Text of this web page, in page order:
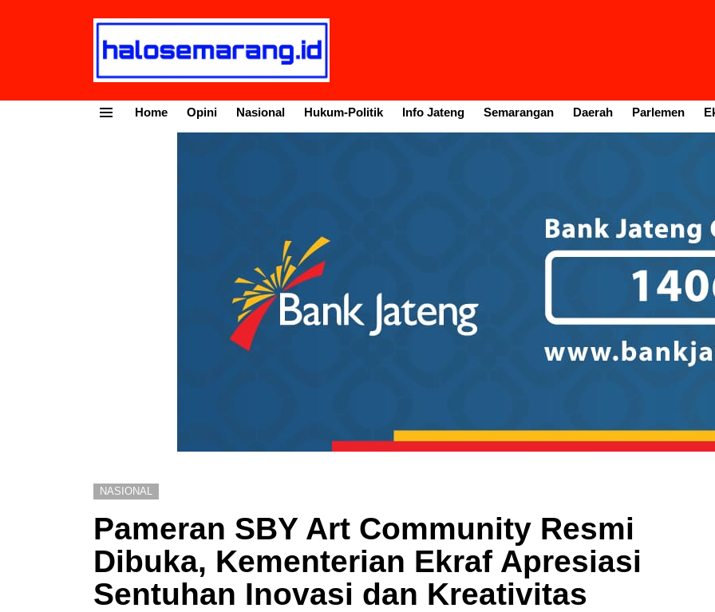
Home Opini Nasional Hukum-Politik Info Jateng Semarangan Daerah Parlemen
NASIONAL
Pameran SBY Art Community Resmi
Dibuka, Kementerian Ekraf Apresiasi
Sentuhan Inovasi dan Kreativitas